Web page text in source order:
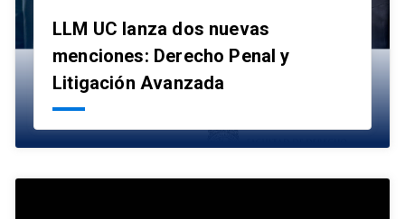
LLM UC lanza dos nuevas
menciones: Derecho Penal y
Litigación Avanzada